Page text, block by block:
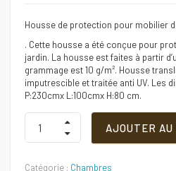
Housse de protection pour mobilier
. Cette housse a été conçue pour
jardin. La housse est faites à partir
grammage est 10 g/m². Housse
imputrescible et traitée anti UV. Les
P:230cmx L:100cmx H:80 cm.
Housse
protection
AJOUTER AU
Catégorie : Chambres